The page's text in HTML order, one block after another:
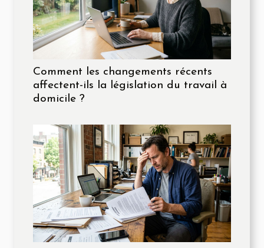
Comment les changements récents
affectent-ils la législation du travail à
domicile ?